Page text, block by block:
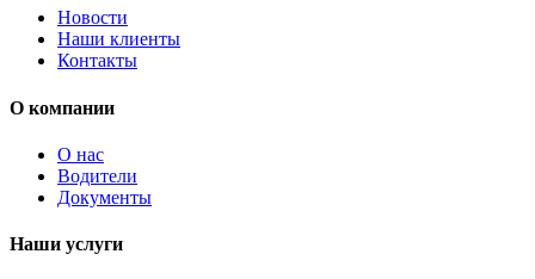
Новости
Наши клиенты
Контакты
О компании
О нас
Водители
Документы
Наши услуги